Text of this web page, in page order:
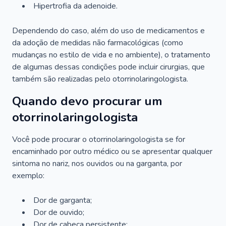
Hipertrofia da adenoide.
Dependendo do caso, além do uso de medicamentos e
da adoção de medidas não farmacológicas (como
mudanças no estilo de vida e no ambiente), o tratamento
de algumas dessas condições pode incluir cirurgias, que
também são realizadas pelo otorrinolaringologista.
Quando devo procurar um
otorrinolaringologista
Você pode procurar o otorrinolaringologista se for
encaminhado por outro médico ou se apresentar qualquer
sintoma no nariz, nos ouvidos ou na garganta, por
exemplo:
Dor de garganta;
Dor de ouvido;